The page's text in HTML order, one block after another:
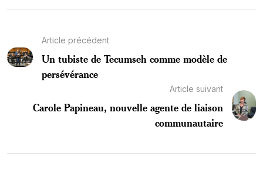
Article précédent
Un tubiste de Tecumseh comme modèle de
persévérance
Article suivant
Carole Papineau, nouvelle agente de liaison
communautaire